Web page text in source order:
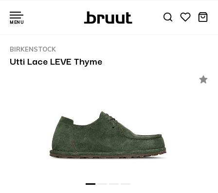
MENU
BIRKENSTOCK
Utti Lace LEVE Thyme